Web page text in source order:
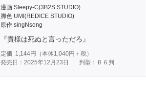
漫画 Sleepy-C(3B2S STUDIO)
脚色 UMI(REDICE STUDIO)
原作 singNsong
『貴様は死ぬと言っただろ』
定価 1,144円（本体1,040円＋税）
発売日：2025年12月23日
判型：Ｂ６判